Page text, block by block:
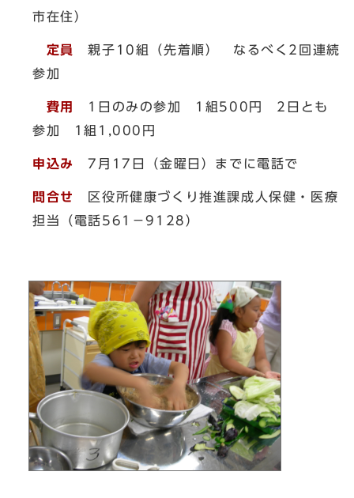
市在住）
定員
親子10組（先着順） なるべく2回連続
参加
費用
1日のみの参加 1組500円 2日とも
参加 1組1,000円
申込み 7月17日（金曜日）までに電話で
問合せ
区役所健康づくり推進課成人保健・医療
担当（電話561－9128）